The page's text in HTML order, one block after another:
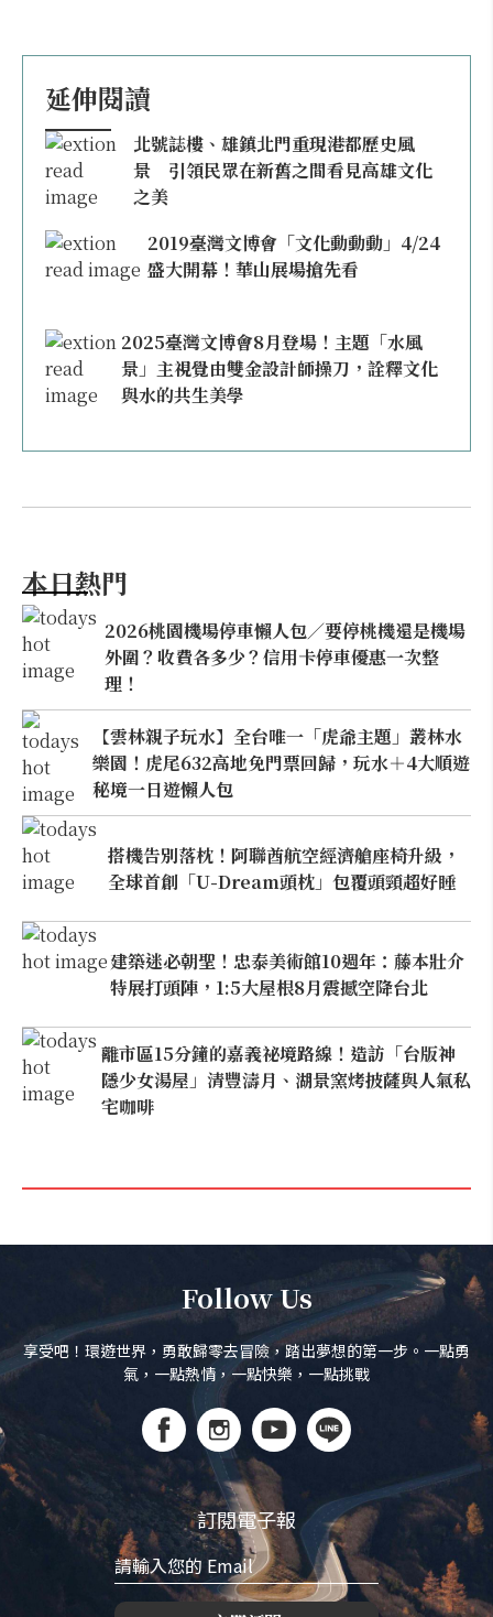
延伸閱讀
北號誌樓、雄鎮北門重現港都歷史風
景 引領民眾在新舊之間看見高雄文化
之美
2019臺灣文博會「文化動動動」4/24
盛大開幕！華山展場搶先看
2025臺灣文博會8月登場！主題「水風
景」主視覺由雙金設計師操刀，詮釋文化
與水的共生美學
本日熱門
2026桃園機場停車懶人包／要停桃機還是機場
外圍？收費各多少？信用卡停車優惠一次整
理！
【雲林親子玩水】全台唯一「虎爺主題」叢林水
樂園！虎尾632高地免門票回歸，玩水＋4大順遊
秘境一日遊懶人包
搭機告別落枕！阿聯酋航空經濟艙座椅升級，
全球首創「U-Dream頭枕」包覆頭頸超好睡
建築迷必朝聖！忠泰美術館10週年：藤本壯介
特展打頭陣，1:5大屋根8月震撼空降台北
離市區15分鐘的嘉義祕境路線！造訪「台版神
隱少女湯屋」清豐濤月、湖景窯烤披薩與人氣私
宅咖啡
Follow Us
享受吧！環遊世界，勇敢歸零去冒險，踏出夢想的第一步。一點勇
氣，一點熱情，一點快樂，一點挑戰
訂閱電子報